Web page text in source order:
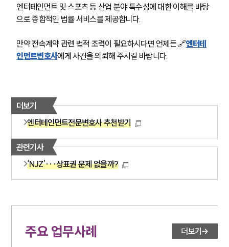
엔터테인먼트 및 스포츠 등 산업 분야 특수성에 대한 이해를 바탕
으로 종합적인 법률 서비스를 제공합니다.
만약 전속계약 관련 법적 조력이 필요하시다면 언제든 🔗엔터테
인먼트변호사에게 사건을 의뢰해 주시길 바랍니다.
더보기
엔터테인먼트전문변호사 추천받기
관련기사
‘NJZ’···상표권 문제 없을까?
주요 업무사례 더보기